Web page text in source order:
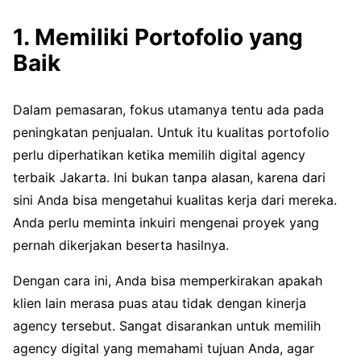
1. Memiliki Portofolio yang
Baik
Dalam pemasaran, fokus utamanya tentu ada pada
peningkatan penjualan. Untuk itu kualitas portofolio
perlu diperhatikan ketika memilih digital agency
terbaik Jakarta. Ini bukan tanpa alasan, karena dari
sini Anda bisa mengetahui kualitas kerja dari mereka.
Anda perlu meminta inkuiri mengenai proyek yang
pernah dikerjakan beserta hasilnya.
Dengan cara ini, Anda bisa memperkirakan apakah
klien lain merasa puas atau tidak dengan kinerja
agency tersebut. Sangat disarankan untuk memilih
agency digital yang memahami tujuan Anda, agar